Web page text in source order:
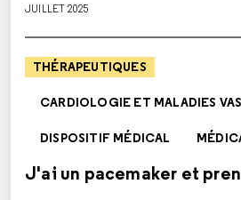
JUILLET 2025
THÉRAPEUTIQUES
CARDIOLOGIE ET MALADIES
DISPOSITIF MÉDICAL
J'ai un pacemaker et